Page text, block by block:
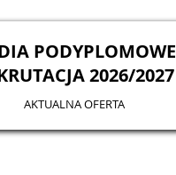
PODYPLOMOWE -
2026/2027
AKTUALNA OFERTA